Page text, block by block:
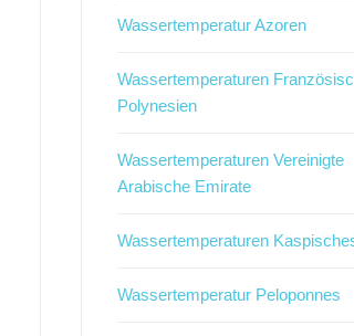
Wassertemperatur Azoren
Wassertemperaturen
Polynesien
Wassertemperaturen Vereinigte
Arabische Emirate
Wassertemperaturen
Wassertemperatur Peloponnes